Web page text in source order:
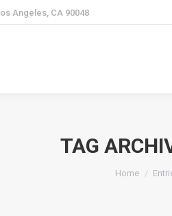
Angeles, CA 90048
TAG
You are
Home